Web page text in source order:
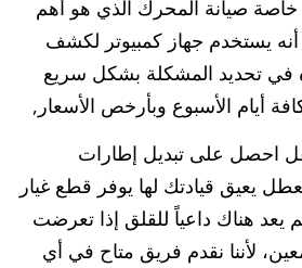
صيانة المحرك الذي هو أهم
يستخدم جهاز كمبيوتر لكشف
في تحديد المشكلة بشكل سريع
أيام الأسبوع وبأرخص الأسعار,
احصل على تبديل إطارات
يعيق قيادتك لها يوفر قطع غيار
يعد هناك داعياً للقلق إذا تعرضت
لأننا نقدم فريق متاح في أي